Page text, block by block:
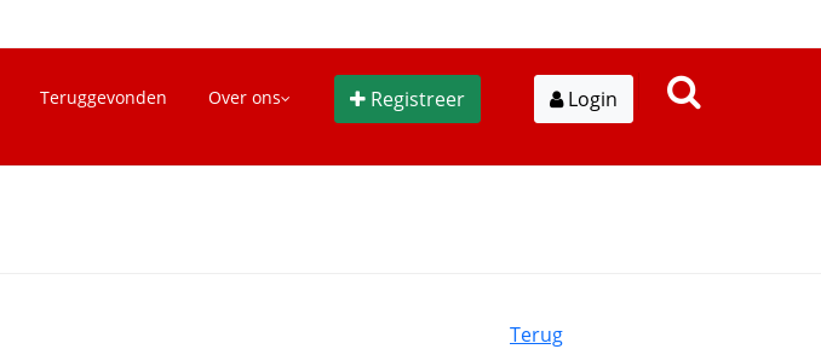
Teruggevonden Over ons Registreer Login
Terug